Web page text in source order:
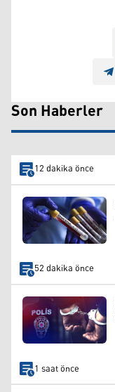
Son Haberler
12 dakika önce
52 dakika önce
1 saat önce